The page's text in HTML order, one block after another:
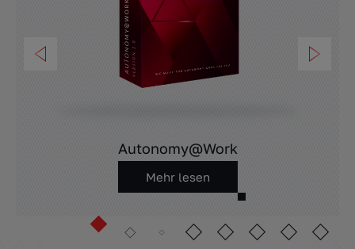
Autonomy@Work
Mehr lesen